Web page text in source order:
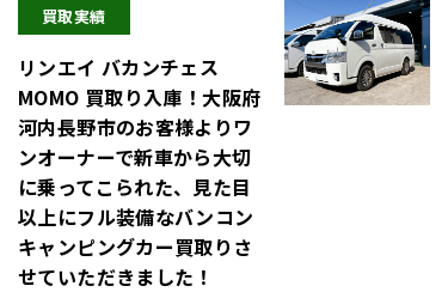
買取実績
リンエイ バカンチェス
MOMO 買取り入庫！大阪府
河内長野市のお客様よりワ
ンオーナーで新車から大切
に乗ってこられた、見た目
以上にフル装備なバンコン
キャンピングカー買取りさ
せていただきました！